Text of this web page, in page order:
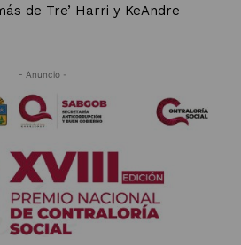
de Tre’ Harri y KeAndre
- Anuncio -